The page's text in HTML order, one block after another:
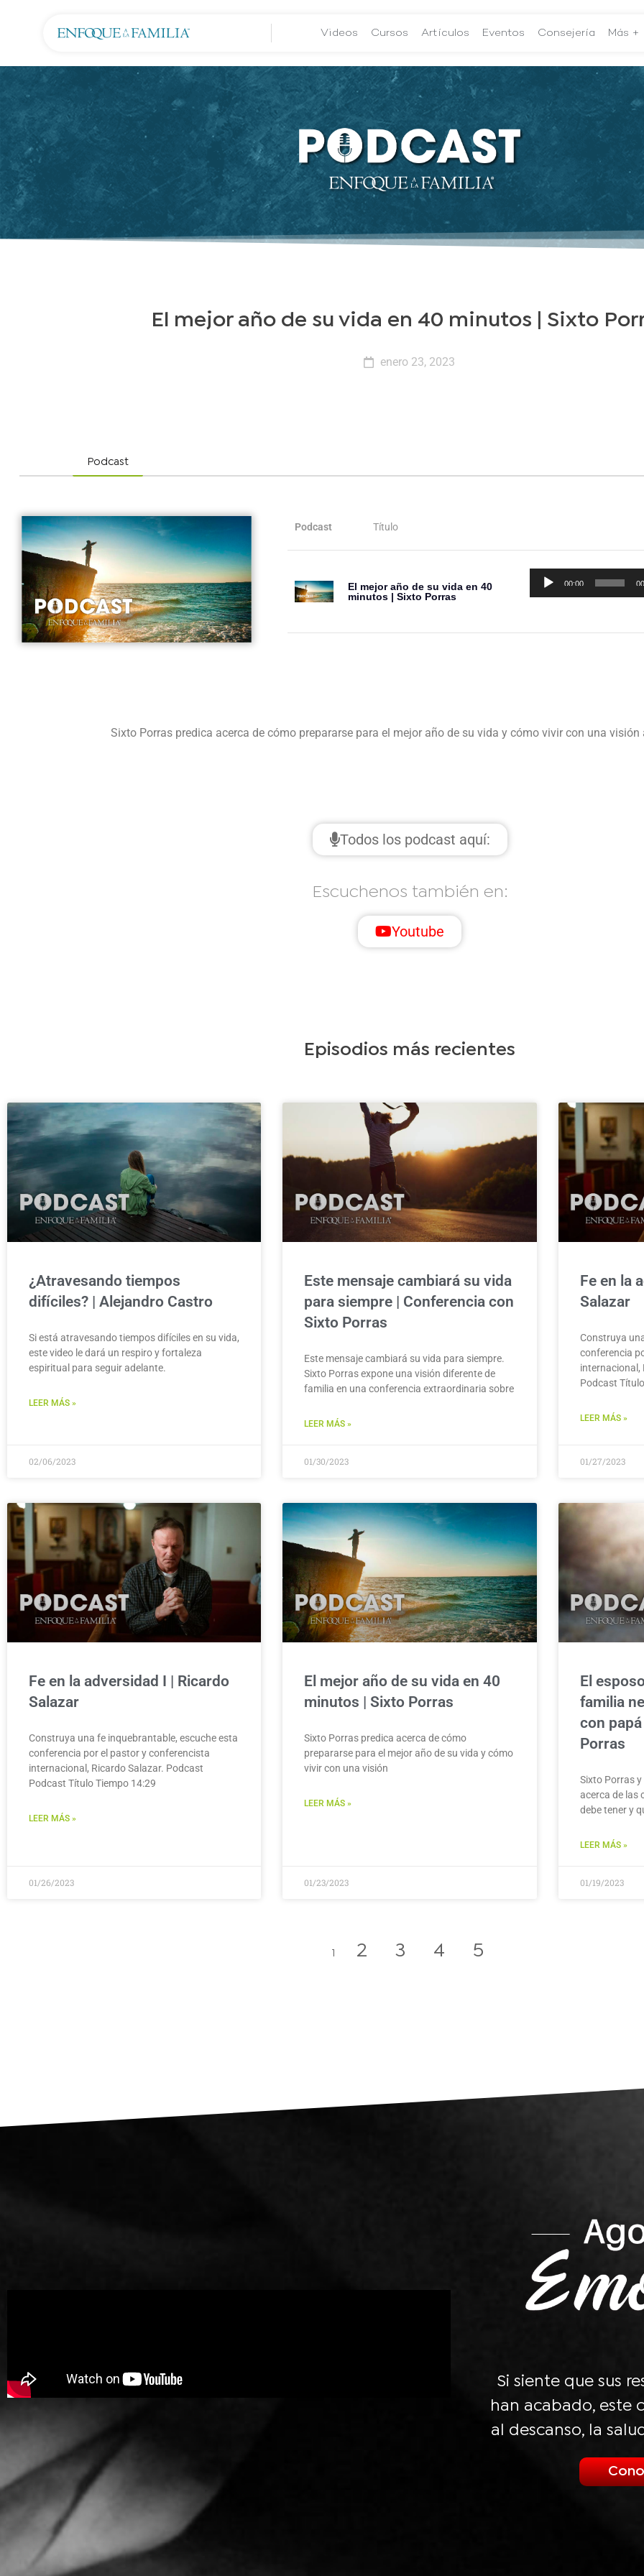
Videos Cursos Artículos Eventos Consejería Más +
El mejor año de su vida en 40 minutos | Sixto
enero 23, 2023
Podcast
Podcast Título
El mejor año de su vida en 40
minutos | Sixto Porras
Reproductor
00:00
Sixto Porras predica acerca de cómo prepararse para el mejor año de su vida y cómo vivir con una visión
Todos los podcast aquí:
Escuchenos también en:
Youtube
Episodios más recientes
¿Atravesando tiempos
difíciles? | Alejandro Castro
Si está atravesando tiempos difíciles en su vida,
este video le dará un respiro y fortaleza
espiritual para seguir adelante.
LEER MÁS »
02/06/2023
Este mensaje cambiará su vida
para siempre | Conferencia con
Sixto Porras
Este mensaje cambiará su vida para siempre.
Sixto Porras expone una visión diferente de
familia en una conferencia extraordinaria sobre
LEER MÁS »
01/30/2023
Fe en la
Salazar
Construya
conferencia
internacional,
Podcast
LEER MÁS »
01/27/2023
Fe en la adversidad I | Ricardo
Salazar
Construya una fe inquebrantable, escuche esta
conferencia por el pastor y conferencista
internacional, Ricardo Salazar. Podcast
Podcast Título Tiempo 14:29
LEER MÁS »
01/26/2023
El mejor año de su vida en 40
minutos | Sixto Porras
Sixto Porras predica acerca de cómo
prepararse para el mejor año de su vida y cómo
vivir con una visión
LEER MÁS »
01/23/2023
El
familia
con
Porras
Sixto Porras
acerca de las
debe tener y
LEER MÁS »
01/19/2023
2 3 4 5
Si siente que sus
han acabado, este
al descanso, la